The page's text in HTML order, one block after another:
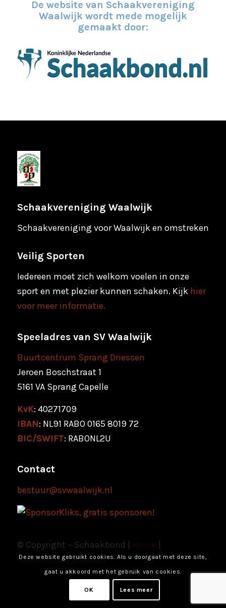
De website van Schaakvereniging
Waalwijk wordt mede mogelijk
gemaakt door:
Schaakvereniging Waalwijk
Schaakvereniging voor Waalwijk en omstreken
Veilig Sporten
Iedereen moet zich welkom voelen in onze
sport en met plezier kunnen schaken. Kijk hier
voor meer informatie.
Speeladres van SV Waalwijk
Buurtcentrum Sprang Driessen
Jeroen Boschstraat 1
5161 VA Sprang Capelle
KvK: 40271709
IBAN: NL91 RABO 0165 8019 72
BIC/SWIFT: RABONL2U
Contact
bestuur@svwaalwijk.nl
© Copyright – Schaakbond |
Gebruiksvoorwaarden
Deze website gebruikt cookies. Als u doorgaat met deze site,
gaat u akkoord met het gebruik van cookies.
OK Lees meer